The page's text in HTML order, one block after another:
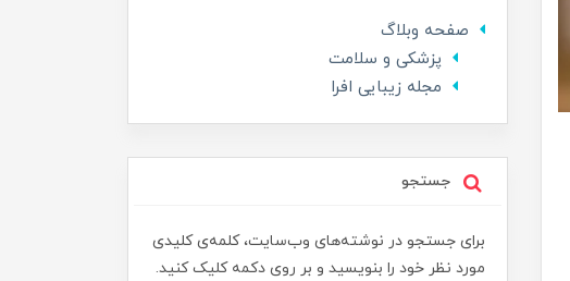
صفحه وبلاگ
پزشکی و سلامت
مجله زیبایی افرا
جستجو
برای جستجو در نوشته‌های وب‌سایت، کلمه‌ی کلیدی
مورد نظر خود را بنویسید و بر روی دکمه کلیک کنید.